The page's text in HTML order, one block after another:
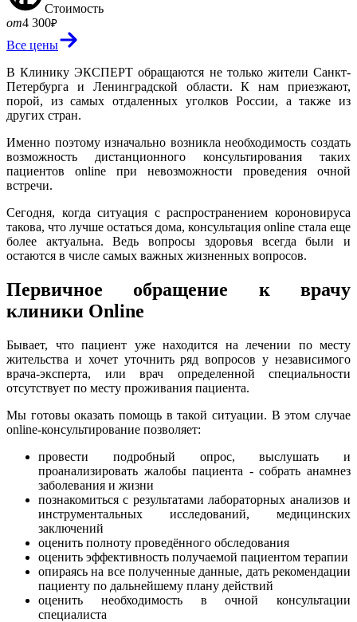
Стоимость
от4 300₽
Все цены
В Клинику ЭКСПЕРТ обращаются не только жители Санкт-
Петербурга и Ленинградской области. К нам приезжают,
порой, из самых отдаленных уголков России, а также из
других стран.
Именно поэтому изначально возникла необходимость создать
возможность дистанционного консультирования таких
пациентов online при невозможности проведения очной
встречи.
Сегодня, когда ситуация с распространением короновируса
такова, что лучше остаться дома, консультация online стала еще
более актуальна. Ведь вопросы здоровья всегда были и
остаются в числе самых важных жизненных вопросов.
Первичное обращение к врачу
клиники Online
Бывает, что пациент уже находится на лечении по месту
жительства и хочет уточнить ряд вопросов у независимого
врача-эксперта, или врач определенной специальности
отсутствует по месту проживания пациента.
Мы готовы оказать помощь в такой ситуации. В этом случае
online-консультирование позволяет:
провести подробный опрос, выслушать и
проанализировать жалобы пациента - собрать анамнез
заболевания и жизни
познакомиться с результатами лабораторных анализов и
инструментальных исследований, медицинских
заключений
оценить полноту проведённого обследования
оценить эффективность получаемой пациентом терапии
опираясь на все полученные данные, дать рекомендации
пациенту по дальнейшему плану действий
оценить необходимость в очной консультации
специалиста